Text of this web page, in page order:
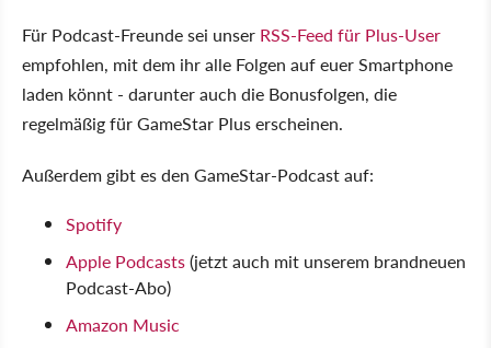
Für Podcast-Freunde sei unser RSS-Feed für Plus-User
empfohlen, mit dem ihr alle Folgen auf euer Smartphone
laden könnt - darunter auch die Bonusfolgen, die
regelmäßig für GameStar Plus erscheinen.
Außerdem gibt es den GameStar-Podcast auf:
Spotify
Apple Podcasts(jetzt auch mit unserem brandneuen
Podcast-Abo)
Amazon Music